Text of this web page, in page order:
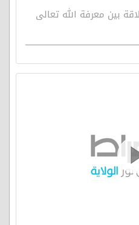
279 - العلاقة بين معرفة الله تعالى